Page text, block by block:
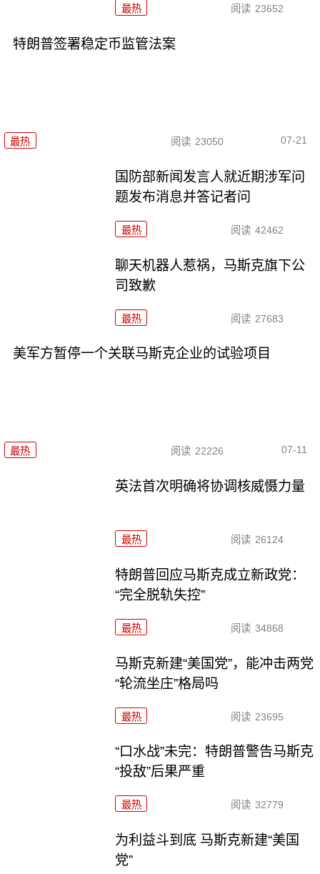
最热 阅读 23652
特朗普签署稳定币监管法案
最热 阅读 23050 07-21
国防部新闻发言人就近期涉军问
题发布消息并答记者问
最热 阅读 42462
聊天机器人惹祸，马斯克旗下公
司致歉
最热 阅读 27683
美军方暂停一个关联马斯克企业的试验项目
最热 阅读 22226 07-11
英法首次明确将协调核威慑力量
最热 阅读 26124
特朗普回应马斯克成立新政党：
“完全脱轨失控”
最热 阅读 34868
马斯克新建“美国党”，能冲击两党
“轮流坐庄”格局吗
最热 阅读 23695
“口水战”未完：特朗普警告马斯克
“投敌”后果严重
最热 阅读 32779
为利益斗到底 马斯克新建“美国
党”